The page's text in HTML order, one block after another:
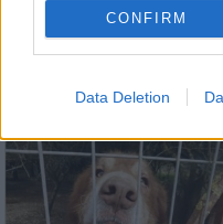
CONFIRM
Data Deletion
αδέσποτα σκυλιά
Ο 50χρονος
νομοθεσίας περί